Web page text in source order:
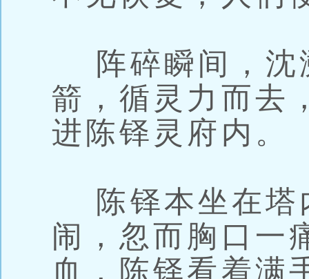
阵碎瞬间，沈
箭，循灵力而去
进陈铎灵府内。
陈铎本坐在塔
闹，忽而胸口一
血，陈铎看着满